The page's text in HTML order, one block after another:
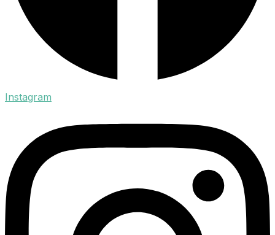
Instagram